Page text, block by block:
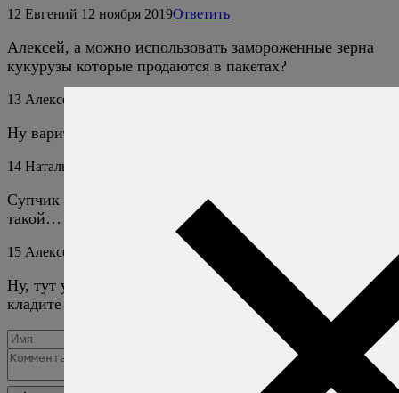
12 Евгений 12 ноября 2019Ответить
Алексей, а можно использовать замороженные зерна
кукурузы которые продаются в пакетах?
13 Алексей Онегин
Ну варить-то их точно никто не запрещает.
14 Наталья
Супчик получился прекрасный, но не густой и не
такой… сырный), как на фото
15 Алексей Онегин 22 ноября 2019 Ответить
Ну, тут уже ваш выход. Хотите больше сыра —
кладите больше сыра! :)
Добавить комментарий